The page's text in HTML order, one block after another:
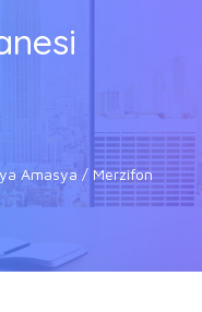
Amasya / Merzifon